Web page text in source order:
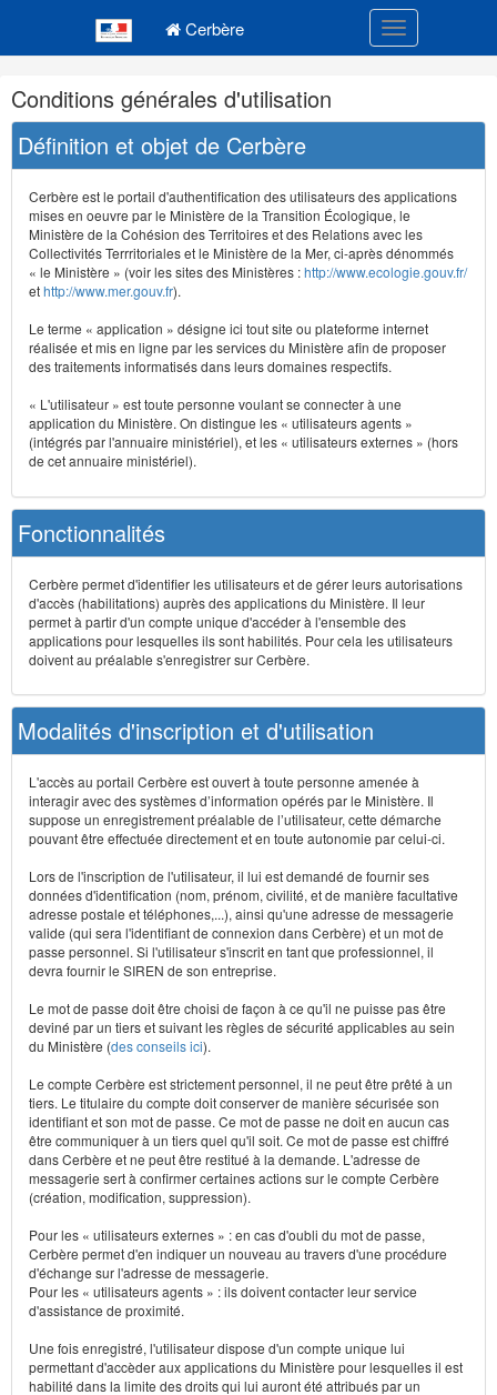
Cerbère Toggle
Navigation
et
outils
annexes
Conditions générales d'utilisation
Définition et objet de Cerbère
Cerbère est le portail d'authentification des utilisateurs des applications
mises en oeuvre par le Ministère de la Transition Écologique, le
Ministère de la Cohésion des Territoires et des Relations avec les
Collectivités Terrritoriales et le Ministère de la Mer, ci-après dénommés
« le Ministère » (voir les sites des Ministères :http://www.ecologie.gouv.fr/
ethttp://www.mer.gouv.fr).
Le terme « application » désigne ici tout site ou plateforme internet
réalisée et mis en ligne par les services du Ministère afin de proposer
des traitements informatisés dans leurs domaines respectifs.
« L'utilisateur » est toute personne voulant se connecter à une
application du Ministère. On distingue les « utilisateurs agents »
(intégrés par l'annuaire ministériel), et les « utilisateurs externes » (hors
de cet annuaire ministériel).
Fonctionnalités
Cerbère permet d'identifier les utilisateurs et de gérer leurs autorisations
d'accès (habilitations) auprès des applications du Ministère. Il leur
permet à partir d'un compte unique d'accéder à l'ensemble des
applications pour lesquelles ils sont habilités. Pour cela les utilisateurs
doivent au préalable s'enregistrer sur Cerbère.
Modalités d'inscription et d'utilisation
L'accès au portail Cerbère est ouvert à toute personne amenée à
interagir avec des systèmes d’information opérés par le Ministère. Il
suppose un enregistrement préalable de l’utilisateur, cette démarche
pouvant être effectuée directement et en toute autonomie par celui-ci.
Lors de l'inscription de l'utilisateur, il lui est demandé de fournir ses
données d'identification (nom, prénom, civilité, et de manière facultative
adresse postale et téléphones,...), ainsi qu'une adresse de messagerie
valide (qui sera l'identifiant de connexion dans Cerbère) et un mot de
passe personnel. Si l'utilisateur s'inscrit en tant que professionnel, il
devra fournir le SIREN de son entreprise.
Le mot de passe doit être choisi de façon à ce qu'il ne puisse pas être
deviné par un tiers et suivant les règles de sécurité applicables au sein
du Ministère (des conseils ici).
Le compte Cerbère est strictement personnel, il ne peut être prêté à un
tiers. Le titulaire du compte doit conserver de manière sécurisée son
identifiant et son mot de passe. Ce mot de passe ne doit en aucun cas
être communiquer à un tiers quel qu'il soit. Ce mot de passe est chiffré
dans Cerbère et ne peut être restitué à la demande. L'adresse de
messagerie sert à confirmer certaines actions sur le compte Cerbère
(création, modification, suppression).
Pour les « utilisateurs externes » : en cas d'oubli du mot de passe,
Cerbère permet d'en indiquer un nouveau au travers d'une procédure
d'échange sur l'adresse de messagerie.
Pour les « utilisateurs agents » : ils doivent contacter leur service
d'assistance de proximité.
Une fois enregistré, l'utilisateur dispose d'un compte unique lui
permettant d'accèder aux applications du Ministère pour lesquelles il est
habilité dans la limite des droits qui lui auront été attribués par un